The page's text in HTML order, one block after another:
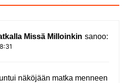
Missä Milloinkin sanoo:
näköjään matka menneen